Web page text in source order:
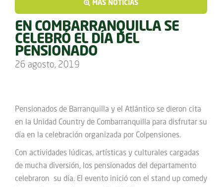
MÁS NOTICIAS
EN COMBARRANQUILLA SE
CELEBRÓ EL DÍA DEL
PENSIONADO
26 agosto, 2019
Pensionados de Barranquilla y el Atlántico se dieron cita
en la Unidad Country de Combarranquilla para disfrutar su
día en la celebración organizada por Colpensiones.
Con actividades lúdicas, artísticas y culturales cargadas
de mucha diversión, los pensionados del departamento
celebraron su día. El evento inició con el stand up comedy